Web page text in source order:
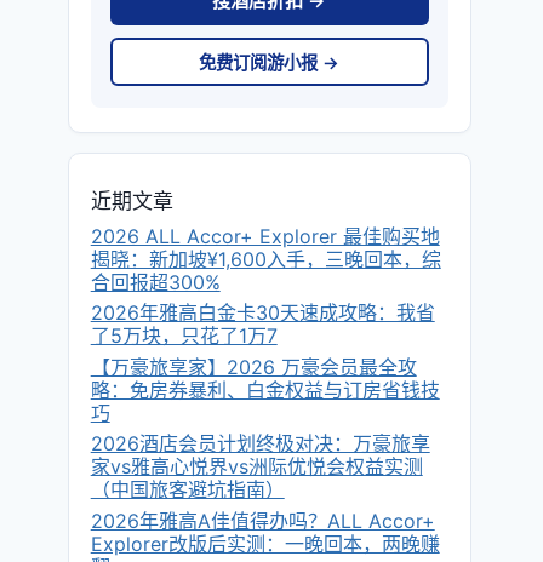
免费订阅游小报 →
近期文章
2026 ALL Accor+ Explorer 最佳购买地
揭晓：新加坡¥1,600入手，三晚回本，综
合回报超300%
2026年雅高白金卡30天速成攻略：我省
了5万块，只花了1万7
【万豪旅享家】2026 万豪会员最全攻
略：免房券暴利、白金权益与订房省钱技
巧
2026酒店会员计划终极对决：万豪旅享
家vs雅高心悦界vs洲际优悦会权益实测
（中国旅客避坑指南）
2026年雅高A佳值得办吗？ALL Accor+
Explorer改版后实测：一晚回本，两晚赚